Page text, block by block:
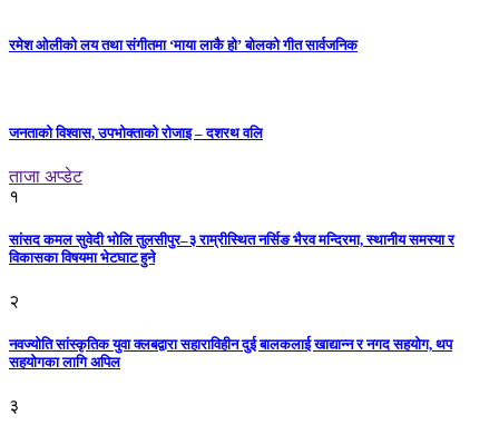
रमेश ओलीको लय तथा संगीतमा ‘माया लाकै हो’ बोलको गीत सार्वजनिक
जनताको विश्वास, उपभोक्ताको रोजाइ – दशरथ वलि
ताजा अप्डेट
१
सांसद कमल सुवेदी भोलि तुलसीपुर–३ राम्रीस्थित नर्सिङ भैरव मन्दिरमा, स्थानीय समस्या र
विकासका विषयमा भेटघाट हुने
२
नवज्योति सांस्कृतिक युवा क्लबद्वारा सहाराविहीन दुई बालकलाई खाद्यान्न र नगद सहयोग, थप
सहयोगका लागि अपिल
३